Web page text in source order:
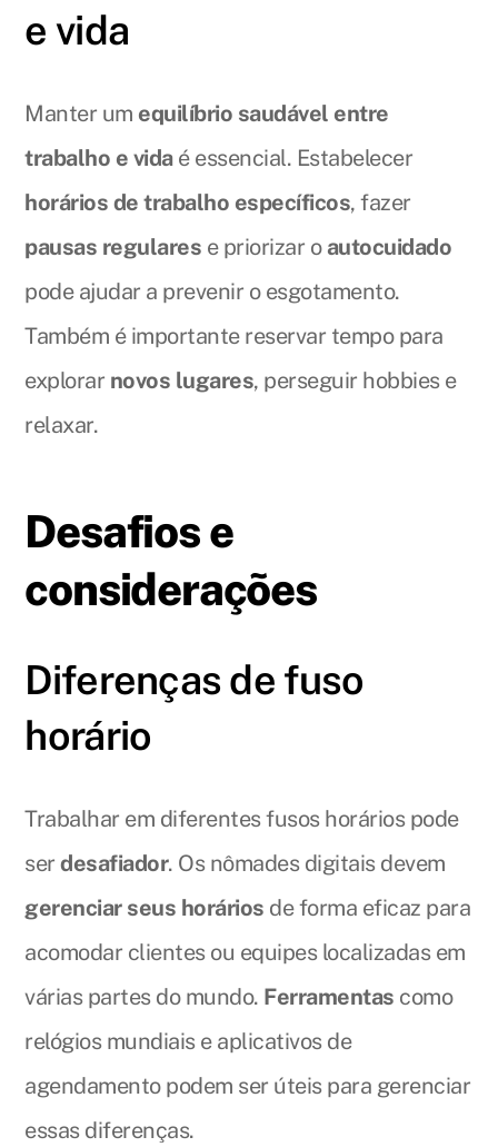
e vida
Manter um equilíbrio saudável entre
trabalho e vidaé essencial. Estabelecer
horários de trabalho específicos, fazer
pausas regulares e priorizar o autocuidado
pode ajudar a prevenir o esgotamento.
Também é importante reservar tempo para
explorar novos lugares, perseguir hobbies e
relaxar.
Desafios e
considerações
Diferenças de fuso
horário
Trabalhar em diferentes fusos horários pode
serdesafiador. Os nômades digitais devem
gerenciar seus horários de forma eficaz para
acomodar clientes ou equipes localizadas em
várias partes do mundo. Ferramentas como
relógios mundiais e aplicativos de
agendamento podem ser úteis para gerenciar
essas diferenças.